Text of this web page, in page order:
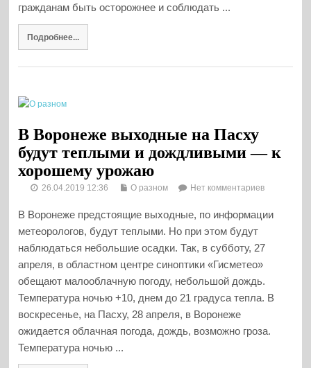
гражданам быть осторожнее и соблюдать ...
Подробнее...
В Воронеже выходные на Пасху
будут теплыми и дождливыми — к
хорошему урожаю
26.04.2019 12:36 О разном Нет комментариев
В Воронеже предстоящие выходные, по информации
метеорологов, будут теплыми. Но при этом будут
наблюдаться небольшие осадки. Так, в субботу, 27
апреля, в областном центре синоптики «Гисметео»
обещают малооблачную погоду, небольшой дождь.
Температура ночью +10, днем до 21 градуса тепла. В
воскресенье, на Пасху, 28 апреля, в Воронеже
ожидается облачная погода, дождь, возможно гроза.
Температура ночью ...